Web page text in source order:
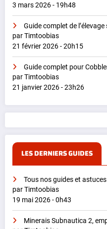
3 mars 2026 - 19h48
Guide complet de l’élevage
par Timtoobias
21 février 2026 - 20h15
Guide complet pour
par Timtoobias
21 janvier 2026 - 23h26
LES DERNIERS GUIDES
Tous nos guides et
par Timtoobias
19 mai 2026 - 0h43
Minerais Subnautica 2,